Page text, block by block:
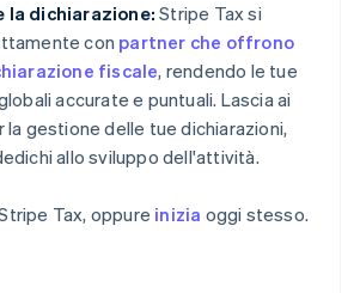
la dichiarazione:Stripe Tax si
con partner che offrono
fiscale, rendendo le tue
accurate e puntuali. Lascia ai
gestione delle tue dichiarazioni,
allo sviluppo dell'attività.
Tax, oppure inizia oggi stesso.